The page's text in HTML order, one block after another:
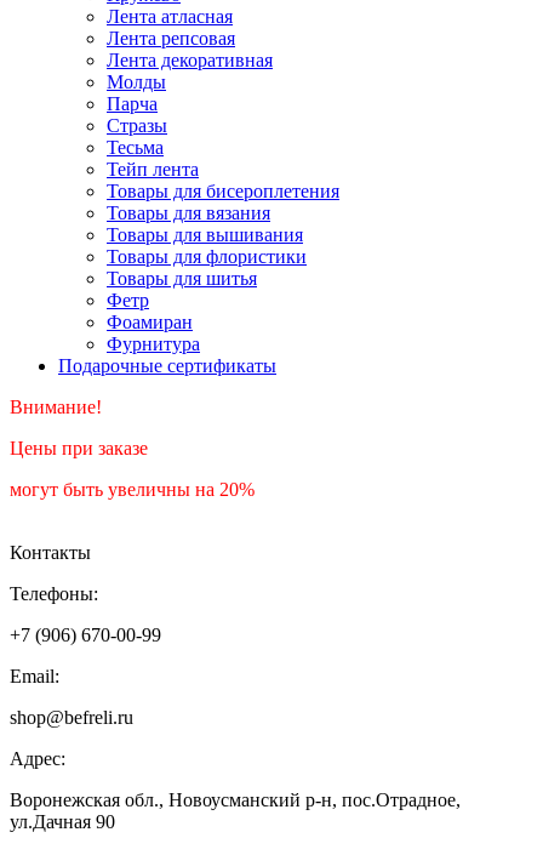
Лента атласная
Лента репсовая
Лента декоративная
Молды
Парча
Стразы
Тесьма
Тейп лента
Товары для бисероплетения
Товары для вязания
Товары для вышивания
Товары для флористики
Товары для шитья
Фетр
Фоамиран
Фурнитура
Подарочные сертификаты
Внимание!
Цены при заказе
могут быть увеличны на 20%
Контакты
Телефоны:
+7 (906) 670-00-99
Email:
shop@befreli.ru
Адрес:
Воронежская обл., Новоусманский р-н, пос.Отрадное,
ул.Дачная 90